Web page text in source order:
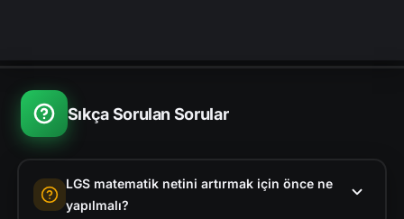
Sıkça Sorulan Sorular
LGS matematik netini artırmak için önce ne
yapılmalı?